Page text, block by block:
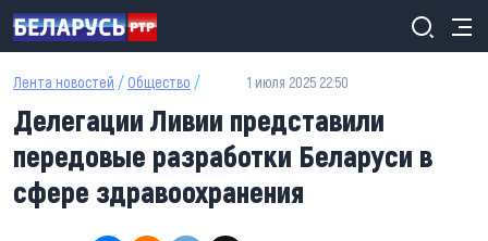
Перейти к основному содержанию
Лента новостей / Общество / 1 июля 2025 22:50
Делегации Ливии представили
передовые разработки Беларуси в
сфере здравоохранения